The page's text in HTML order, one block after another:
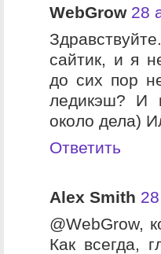
WebGrow 28
сайтик, и я
до сих пор
ледикэш? И
около дела)
Ответить
Alex Smith
@WebGrow,
Как всегда,